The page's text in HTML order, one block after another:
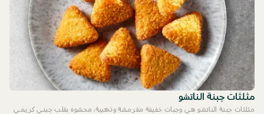
مثلثات جبنة الناتشو
مثلثات جبنة الناتشو هي وجبات خفيفة مقرمشة وذهبية، محشوة بقلب جبني كريمي